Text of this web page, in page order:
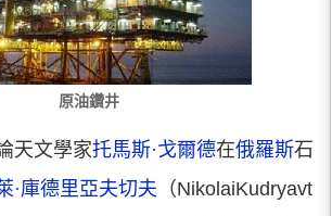
原油鑽井
天文學家托馬斯·戈爾德在俄羅斯石
·庫德里亞夫切夫 （NikolaiKudryavt